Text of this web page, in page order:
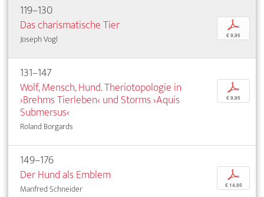
119–130
Das charismatische Tier
Joseph Vogl
p
€ 9,95
131–147
Wolf, Mensch, Hund. Theriotopologie in
›Brehms Tierleben‹ und Storms ›Aquis
Submersus‹
Roland Borgards
p
€ 9,95
149–176
Der Hund als Emblem
Manfred Schneider
p
€ 14,95